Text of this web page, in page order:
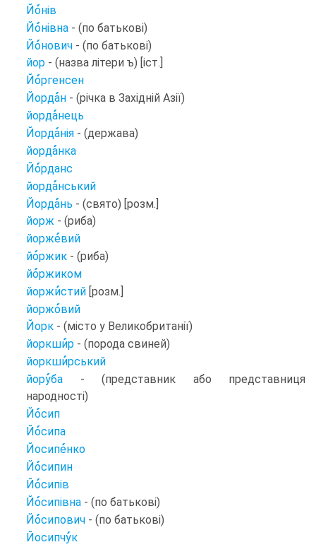
Йонів
Йонівна - (по батькові)
Йонович - (по батькові)
йор - (назва літери ъ) [іст.]
Йоргенсен
Йордан - (річка в Західній Азії)
йорданець
Йорданія - (держава)
йорданка
Йорданс
йорданський
Йордань - (свято) [розм.]
йорж - (риба)
йоржевий
йоржик - (риба)
йоржиком
йоржистий [розм.]
йоржовий
Йорк - (місто у Великобританії)
йоркшир - (порода свиней)
йоркширський
йоруба - (представник або представниця
народності)
Йосип
Йосипа
Йосипенко
Йосипин
Йосипів
Йосипівна - (по батькові)
Йосипович - (по батькові)
Йосипчук